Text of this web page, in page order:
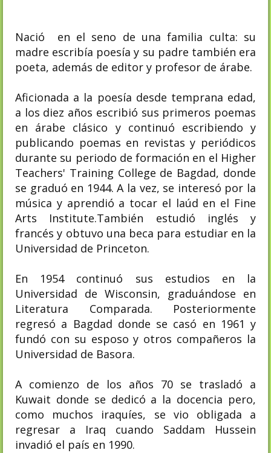
Nació en el seno de una familia culta: su
madre escribía poesía y su padre también era
poeta, además de editor y profesor de árabe.
Aficionada a la poesía desde temprana edad,
a los diez años escribió sus primeros poemas
en árabe clásico y continuó escribiendo y
publicando poemas en revistas y periódicos
durante su periodo de formación en el Higher
Teachers' Training College de Bagdad, donde
se graduó en 1944. A la vez, se interesó por la
música y aprendió a tocar el laúd en el Fine
Arts Institute.También estudió inglés y
francés y obtuvo una beca para estudiar en la
Universidad de Princeton.
En 1954 continuó sus estudios en la
Universidad de Wisconsin, graduándose en
Literatura Comparada. Posteriormente
regresó a Bagdad donde se casó en 1961 y
fundó con su esposo y otros compañeros la
Universidad de Basora.
A comienzo de los años 70 se trasladó a
Kuwait donde se dedicó a la docencia pero,
como muchos iraquíes, se vio obligada a
regresar a Iraq cuando Saddam Hussein
invadió el país en 1990.